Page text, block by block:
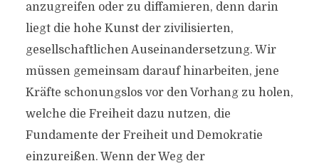
anzugreifen oder zu diffamieren, denn darin
liegt die hohe Kunst der zivilisierten,
gesellschaftlichen Auseinandersetzung. Wir
müssen gemeinsam darauf hinarbeiten, jene
Kräfte schonungslos vor den Vorhang zu holen,
welche die Freiheit dazu nutzen, die
Fundamente der Freiheit und Demokratie
einzureißen. Wenn der Weg der